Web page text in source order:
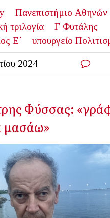
Πανεπιστήμιο Αθηνών
τριλογία
Γ Φυτάλης
Ε΄
υπουργείο
2024
Φύσσας:
μασάω»